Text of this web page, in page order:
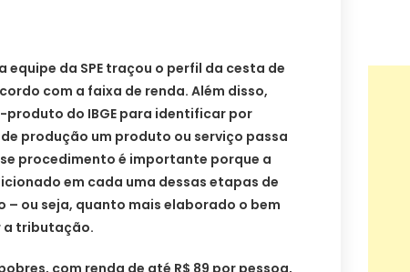
equipe da SPE traçou o perfil da cesta de
com a faixa de renda. Além disso,
do IBGE para identificar por
produção um produto ou serviço passa
procedimento é importante porque a
em cada uma dessas etapas de
ou seja, quanto mais elaborado o bem
a tributação.